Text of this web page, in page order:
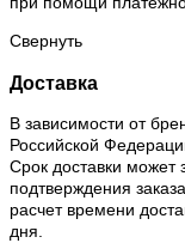
Свернуть
Доставка
В зависимости от
Российской
Срок доставки может
подтверждения
расчет времени
дня.